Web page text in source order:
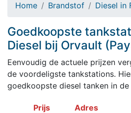
Home Brandstof Diesel in
Goedkoopste
Diesel bij Orvault
Eenvoudig de actuele prijzen
de voordeligste tankstations.
goedkoopste diesel tanken in
Prijs Adres